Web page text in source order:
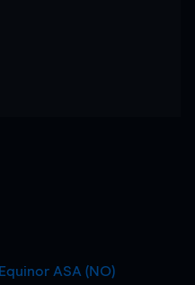
Equinor ASA (NO)